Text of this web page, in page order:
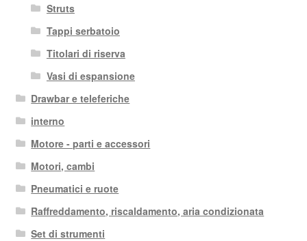
Struts
Tappi serbatoio
Titolari di riserva
Vasi di espansione
Drawbar e teleferiche
interno
Motore - parti e accessori
Motori, cambi
Pneumatici e ruote
Raffreddamento, riscaldamento, aria condizionata
Set di strumenti